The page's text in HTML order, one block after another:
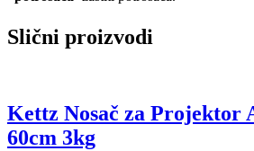
Slični proizvodi
Kettz Nosač za Projektor
60cm 3kg